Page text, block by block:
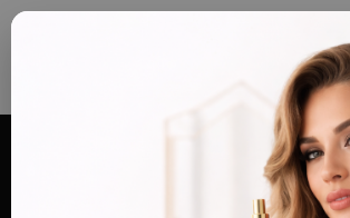
Envios grátis a partir de 100€ para Portugal e
ou Levante e pague as suas encomendas nas nossas
após realizar o seu pedido(indicar no final